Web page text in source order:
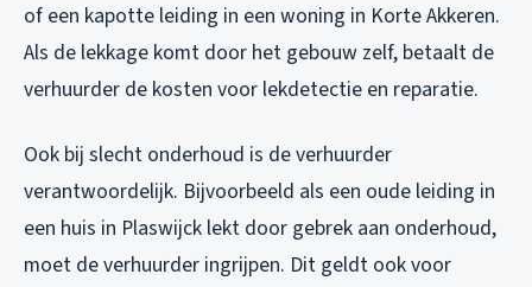
of een kapotte leiding in een woning in Korte Akkeren.
Als de lekkage komt door het gebouw zelf, betaalt de
verhuurder de kosten voor lekdetectie en reparatie.
Ook bij slecht onderhoud is de verhuurder
verantwoordelijk. Bijvoorbeeld als een oude leiding in
een huis in Plaswijck lekt door gebrek aan onderhoud,
moet de verhuurder ingrijpen. Dit geldt ook voor